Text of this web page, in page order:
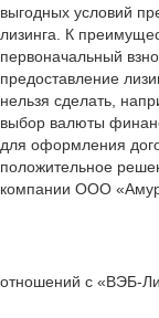
выгодных условий
лизинга. К
первоначальный
предоставление
нельзя сделать,
выбор валюты
для оформления
положительное
компании ООО
отношений с «ВЭБ-